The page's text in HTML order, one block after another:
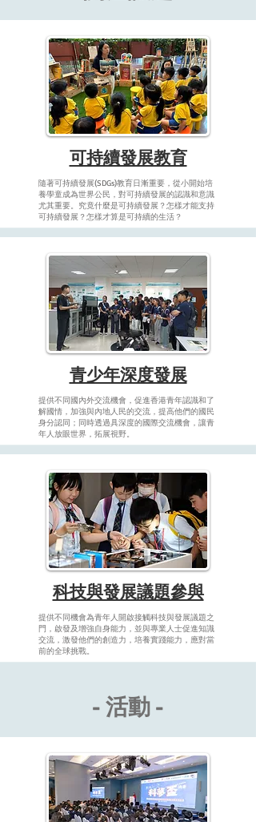
可持續發展教育
隨著可持續發展(SDGs)教育日漸重要，從小開始培
養學童成為世界公民，對可持續發展的認識和意識
尤其重要。究竟什麼是可持續發展？怎樣才能支持
可持續發展？怎樣才算是可持續的生活？
青少年深度發展
提供不同國內外交流機會，促進香港青年認識和了
解國情，加強與內地人民的交流，提高他們的國民
身分認同；同時透過具深度的國際交流機會，讓青
年人放眼世界，拓展視野。
科技與發展議題參與
提供不同機會為青年人開啟接觸科技與發展議題之
門，啟發及增強自身能力，並與專業人士促進知識
交流，激發他們的創造力，培養實踐能力，應對當
前的全球挑戰。
- 活動 -